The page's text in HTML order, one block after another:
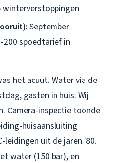
September
200 spoedtarief in
het acuut. Water via de
gasten in huis. Wij
Camera-inspectie toonde
huisaansluiting
leidingen uit de jaren ’80.
water (150 bar), en